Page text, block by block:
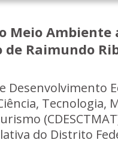
Meio Ambiente
de Raimundo
Desenvolvimento
Tecnologia,
do Distrito